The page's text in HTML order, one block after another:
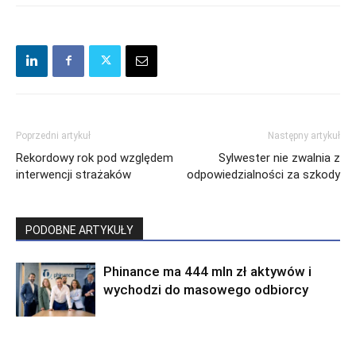
Poprzedni artykuł
Rekordowy rok pod względem
interwencji strażaków
Następny artykuł
Sylwester nie zwalnia z
odpowiedzialności za szkody
PODOBNE ARTYKUŁY
Phinance ma 444 mln zł aktywów i
wychodzi do masowego odbiorcy
(pn-pt)
Szkolenia i konferencje